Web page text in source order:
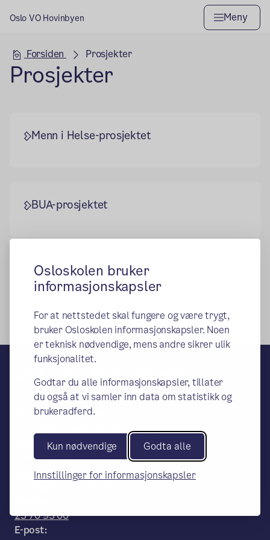
Osloskolen bruker
informasjonskapsler
For at nettstedet skal fungere og være trygt,
bruker Osloskolen informasjonskapsler. Noen
er teknisk nødvendige, mens andre sikrer ulik
funksjonalitet.
Godtar du alle informasjonskapsler, tillater
du også at vi samler inn data om statistikk og
brukeradferd.
Kun nødvendige Godta alle
Innstillinger for informasjonskapsler
Oslo VO Hovinbyen Meny
Hovedseksjon
Forsiden Prosjekter
Prosjekter
Menn i Helse-prosjektet
BUA-prosjektet
Språkstøtte
Oslo VO Hovinbyen
– en del av Osloskolen
Besøks- og leveringsadresse:
Oslo Voksenopplæring Hovinbyen,
Kabelgata 8, 0581 Oslo
Postadresse:
Oslo Voksenopplæring Hovinbyen,
23 70 93 00
E-post: